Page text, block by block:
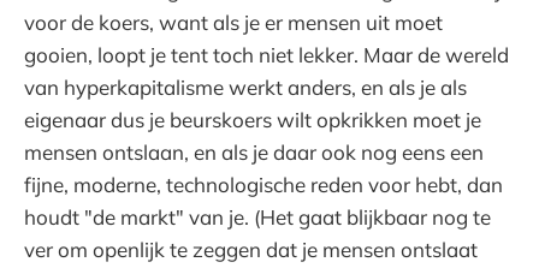
voor de koers, want als je er mensen uit moet
gooien, loopt je tent toch niet lekker. Maar de wereld
van hyperkapitalisme werkt anders, en als je als
eigenaar dus je beurskoers wilt opkrikken moet je
mensen ontslaan, en als je daar ook nog eens een
fijne, moderne, technologische reden voor hebt, dan
houdt "de markt" van je. (Het gaat blijkbaar nog te
ver om openlijk te zeggen dat je mensen ontslaat